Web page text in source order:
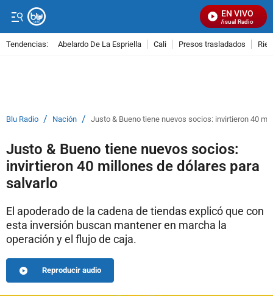
EN VIVO
Señal Visual Radio
Tendencias: Abelardo De La Espriella Cali Presos trasladados
Blu Radio / Nación / Justo & Bueno tiene nuevos socios: invirtieron 40
Justo & Bueno tiene nuevos socios:
invirtieron 40 millones de dólares para
salvarlo
El apoderado de la cadena de tiendas explicó que con
esta inversión buscan mantener en marcha la
operación y el flujo de caja.
Reproducir audio